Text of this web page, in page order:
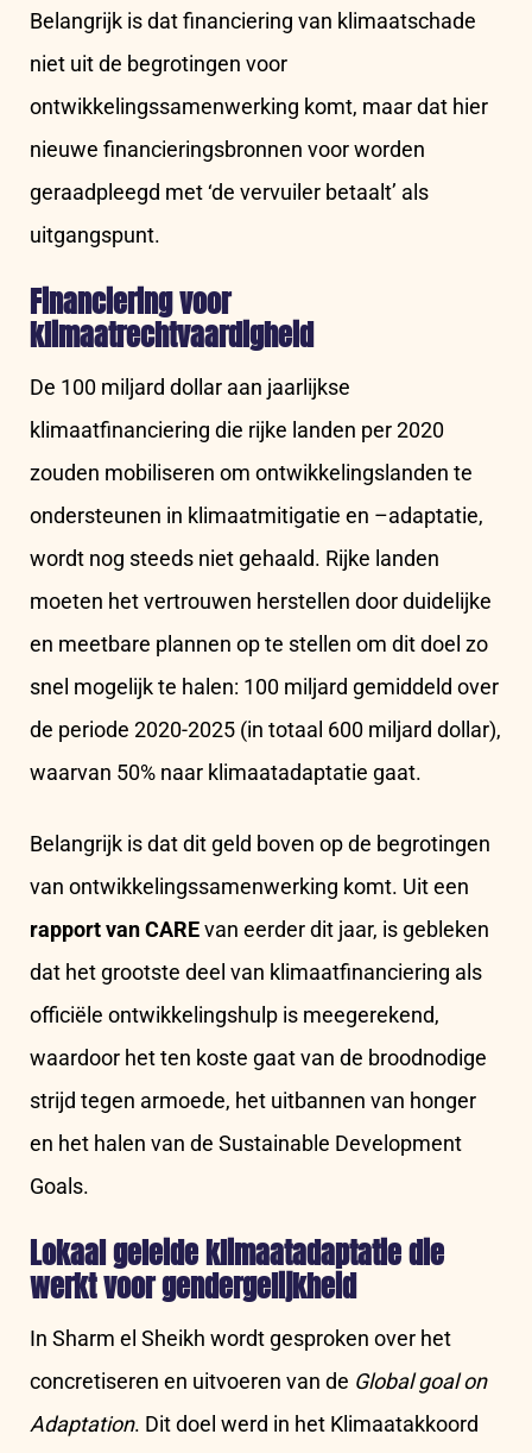
Belangrijk is dat financiering van klimaatschade
niet uit de begrotingen voor
ontwikkelingssamenwerking komt, maar dat hier
nieuwe financieringsbronnen voor worden
geraadpleegd met ‘de vervuiler betaalt’ als
uitgangspunt.
Financiering voor
klimaatrechtvaardigheid
De 100 miljard dollar aan jaarlijkse
klimaatfinanciering die rijke landen per 2020
zouden mobiliseren om ontwikkelingslanden te
ondersteunen in klimaatmitigatie en –adaptatie,
wordt nog steeds niet gehaald. Rijke landen
moeten het vertrouwen herstellen door duidelijke
en meetbare plannen op te stellen om dit doel zo
snel mogelijk te halen: 100 miljard gemiddeld over
de periode 2020-2025 (in totaal 600 miljard dollar),
waarvan 50% naar klimaatadaptatie gaat.
Belangrijk is dat dit geld boven op de begrotingen
van ontwikkelingssamenwerking komt. Uit een
rapport van CAREvan eerder dit jaar, is gebleken
dat het grootste deel van klimaatfinanciering als
officiële ontwikkelingshulp is meegerekend,
waardoor het ten koste gaat van de broodnodige
strijd tegen armoede, het uitbannen van honger
en het halen van de Sustainable Development
Goals.
Lokaal geleide klimaatadaptatie die
werkt voor gendergelijkheid
In Sharm el Sheikh wordt gesproken over het
concretiseren en uitvoeren van de Global goal on
Adaptation. Dit doel werd in het Klimaatakkoord